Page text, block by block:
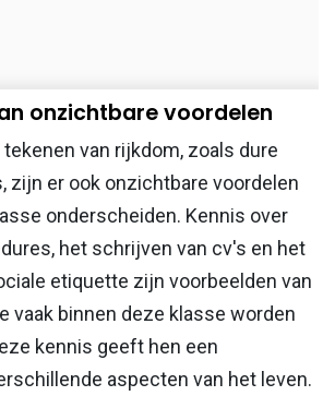
onzichtbare voordelen
van rijkdom, zoals dure
zijn er ook onzichtbare voordelen
onderscheiden. Kennis over
het schrijven van cv's en het
etiquette zijn voorbeelden van
vaak binnen deze klasse worden
kennis geeft hen een
aspecten van het leven.